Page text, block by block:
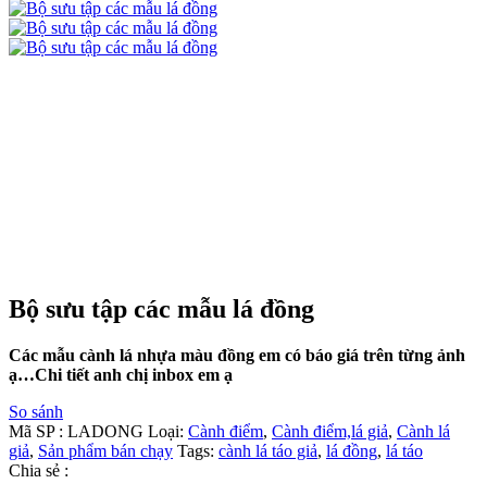
Bộ sưu tập các mẫu lá đồng
Các mẫu cành lá nhựa màu đồng em có báo giá trên từng ảnh
ạ…Chi tiết anh chị inbox em ạ
So sánh
Mã SP : LADONG Loại: Cành điểm, Cành điểm,lá giả, Cành lá
giả, Sản phẩm bán chạy Tags: cành lá táo giả, lá đồng, lá táo
Chia sẻ :